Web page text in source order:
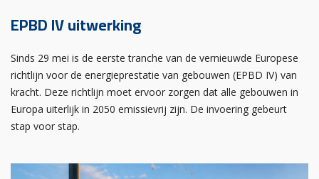
EPBD IV uitwerking
Sinds 29 mei is de eerste tranche van de vernieuwde Europese
richtlijn voor de energieprestatie van gebouwen (EPBD IV) van
kracht. Deze richtlijn moet ervoor zorgen dat alle gebouwen in
Europa uiterlijk in 2050 emissievrij zijn. De invoering gebeurt
stap voor stap.